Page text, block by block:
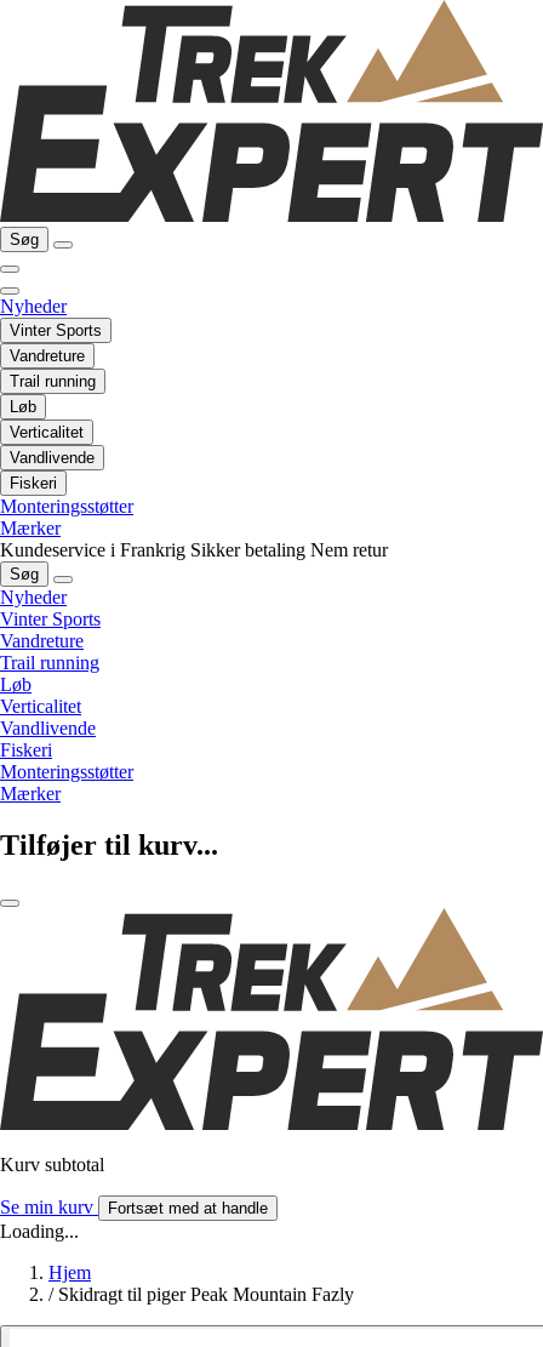
Søg
Nyheder
Vinter Sports
Vandreture
Trail running
Løb
Verticalitet
Vandlivende
Fiskeri
Monteringsstøtter
Mærker
Kundeservice i Frankrig Sikker betaling Nem retur
Søg
Nyheder
Vinter Sports
Vandreture
Trail running
Løb
Verticalitet
Vandlivende
Fiskeri
Monteringsstøtter
Mærker
Tilføjer til kurv...
Kurv subtotal
Se min kurv Fortsæt med at handle
Loading...
Hjem
/ Skidragt til piger Peak Mountain Fazly